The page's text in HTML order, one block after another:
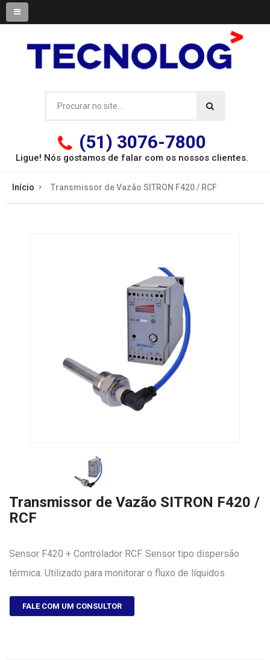
(51) 3076-7800
Ligue! Nós gostamos de falar com os nossos clientes.
Início Transmissor de Vazão SITRON F420 / RCF
Transmissor de Vazão SITRON F420 /
RCF
Sensor F420 + Controlador RCF. Sensor tipo dispersão
térmica. Utilizado para monitorar o fluxo de líquidos.
FALE COM UM CONSULTOR